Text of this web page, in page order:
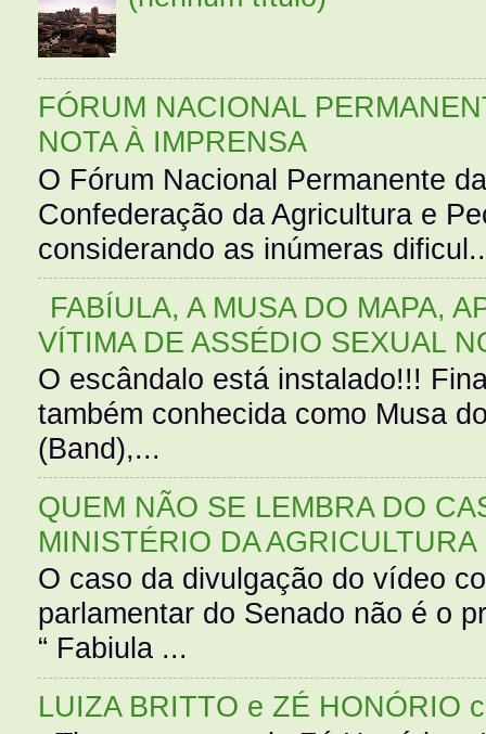
FÓRUM NACIONAL
NOTA À IMPRENSA
O Fórum Nacional Permanente
Confederação da Agricultura e
considerando as inúmeras
FABÍULA, A MUSA DO MAPA,
VÍTIMA DE ASSÉDIO SEXUAL
O escândalo está instalado!!!
também conhecida como Musa
(Band),...
QUEM NÃO SE LEMBRA DO
MINISTÉRIO DA AGRICULTURA
O caso da divulgação do vídeo
parlamentar do Senado não é o
“ Fabiula ...
LUIZA BRITTO e ZÉ HONÓRIO